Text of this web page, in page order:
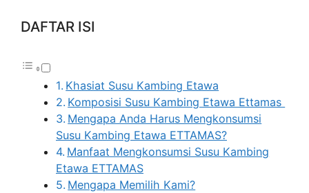
DAFTAR ISI
Khasiat Susu Kambing Etawa
Komposisi Susu Kambing Etawa Ettamas
Mengapa Anda Harus Mengkonsumsi
Susu Kambing Etawa ETTAMAS?
Manfaat Mengkonsumsi Susu Kambing
Etawa ETTAMAS
Mengapa Memilih Kami?